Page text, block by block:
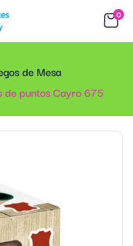
0
de Mesa
de puntos Cayro 675